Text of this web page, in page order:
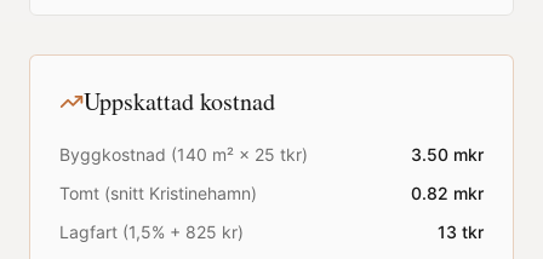
Uppskattad kostnad
Byggkostnad (140 m² × 25 tkr) 3.50 mkr
Tomt (snitt Kristinehamn) 0.82 mkr
Lagfart (1,5% + 825 kr)
13 tkr